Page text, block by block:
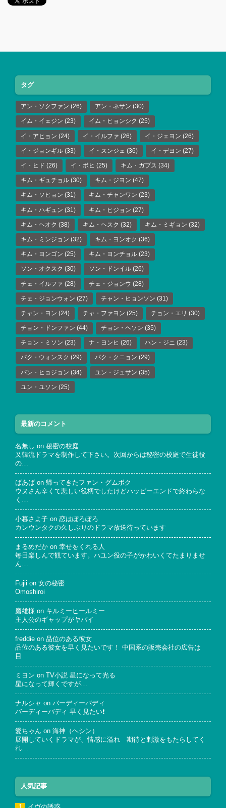
タグ
アン・ソクファン (26) アン・ネサン (30)
イム・イェジン (23) イム・ヒョンシク (25)
イ・アヒョン (24) イ・イルファ (26) イ・ジェヨン (26)
イ・ジョンギル (33) イ・スンジェ (36) イ・デヨン (27)
イ・ヒド (26) イ・ボヒ (25) キム・ガプス (34)
キム・ギュチョル (30) キム・ジヨン (47)
キム・ソヒョン (31) キム・チャンワン (23)
キム・ハギュン (31) キム・ヒジョン (27)
キム・ヘオク (38) キム・ヘスク (32) キム・ミギョン (32)
キム・ミンジョン (32) キム・ヨンオク (36)
キム・ヨンゴン (25) キム・ヨンチョル (23)
ソン・オクスク (30) ソン・ドンイル (26)
チェ・イルファ (28) チェ・ジョンウ (28)
チェ・ジョンウォン (27) チャン・ヒョンソン (31)
チャン・ヨン (24) チャ・ファヨン (25) チョン・エリ (30)
チョン・ドンファン (44) チョン・ヘソン (35)
チョン・ミソン (23) ナ・ヨンヒ (26) ハン・ジニ (23)
パク・ウォンスク (29) パク・クニョン (29)
パン・ヒョジョン (34) ユン・ジュサン (35)
ユン・ユソン (25)
最新のコメント
名無し on 秘密の校庭
又韓流ドラマを制作して下さい。次回からは秘密の校庭で生徒役
の…
ばあば on 帰ってきたファン・グムボク
ウヌさん辛くて悲しい役柄でしたけどハッピーエンドで終わらな
く…
小暮さよ子 on 恋はぽろぽろ
カンウンタクの久しぶりのドラマ放送待っています
まるめだか on 幸せをくれる人
毎日楽しんで観ています。ハユン役の子がかわいくてたまりませ
ん…
Fujii on 女の秘密
Omoshiroi
磨雄様 on キルミーヒールミー
主人公のギャップがヤバイ
freddie on 品位のある彼女
品位のある彼女を早く見たいです！ 中国系の販売会社の広告は
目…
ミヨン on TV小説 星になって光る
星になって輝くですが…
ナルシャ on バーディーバディ
バーディーバディ 早く見たい❗
愛ちゃん on 海神（ヘシン）
展開していくドラマが、情感に溢れ 期待と刺激をもたらしてく
れ…
人気記事